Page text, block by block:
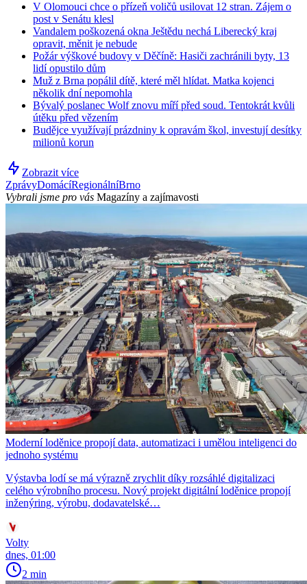
V Olomouci chce o přízeň voličů usilovat 12 stran. Zájem o
post v Senátu klesl
Vandalem poškozená okna Ještědu nechá Liberecký kraj
opravit, měnit je nebude
Požár výškové budovy v Děčíně: Hasiči zachránili byty, 13
lidí opustilo dům
Muž z Brna popálil dítě, které měl hlídat. Matka kojenci
několik dní nepomohla
Bývalý poslanec Wolf znovu míří před soud. Tentokrát kvůli
útěku před vězením
Budějce využívají prázdniny k opravám škol, investují desítky
milionů korun
Zobrazit více
ZprávyDomácíRegionálníBrno
Vybrali jsme pro vás Magazíny a zajímavosti
Moderní loděnice propojí data, automatizaci i umělou inteligenci do
jednoho systému
Výstavba lodí se má výrazně zrychlit díky rozsáhlé digitalizaci
celého výrobního procesu. Nový projekt digitální loděnice propojí
inženýring, výrobu, dodavatelské…
Volty
dnes, 01:00
2 min